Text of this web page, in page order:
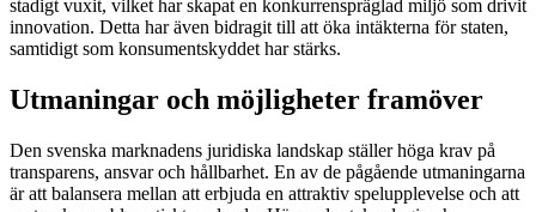
stadigt vuxit, vilket har skapat en konkurrenspräglad miljö som drivit
innovation. Detta har även bidragit till att öka intäkterna för staten,
samtidigt som konsumentskyddet har stärks.
Utmaningar och möjligheter framöver
Den svenska marknadens juridiska landskap ställer höga krav på
transparens, ansvar och hållbarhet. En av de pågående utmaningarna
är att balansera mellan att erbjuda en attraktiv spelupplevelse och att